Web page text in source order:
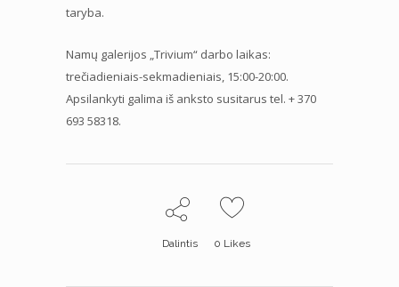
taryba.
Namų galerijos „Trivium“ darbo laikas:
trečiadieniais-sekmadieniais, 15:00-20:00.
Apsilankyti galima iš anksto susitarus tel. + 370
693 58318.
Dalintis 0 Likes